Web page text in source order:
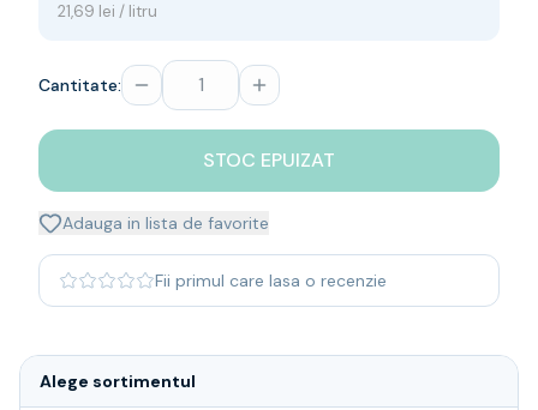
Spumante
Sampanie
Single malt
Japanese
Bourbon
Blanded Japanese
Canadian
Rom
Vodka
21,69 lei / litru
Cantitate:
STOC EPUIZAT
Adauga in lista de favorite
Fii primul care lasa o recenzie
Alege sortimentul